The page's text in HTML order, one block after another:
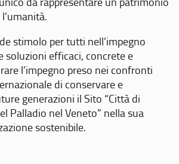
stimolo per tutti nell’impegno
soluzioni efficaci, concrete e
l’impegno preso nei confronti
di conservare e
generazioni il Sito “Città di
Palladio nel Veneto” nella sua
sostenibile.